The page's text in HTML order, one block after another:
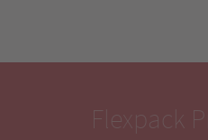
Flexpack